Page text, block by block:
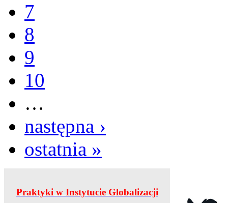
7
8
9
10
…
następna ›
ostatnia »
Praktyki w Instytucie Globalizacji